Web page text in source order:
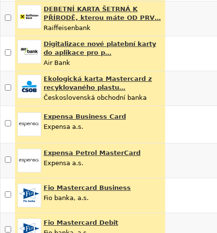
DEBETNÍ KARTA ŠETRNÁ K
PŘÍRODĚ, kterou máte OD PRV…
Raiffeisenbank
Digitalizace nové platební karty
do aplikace pro p…
Air Bank
Ekologická karta Mastercard z
recyklovaného plastu…
Československá obchodní banka
Expensa Business Card
Expensa a.s.
Expensa Petrol MasterCard
Expensa a.s.
Fio Mastercard Business
Fio banka, a.s.
Fio Mastercard Debit